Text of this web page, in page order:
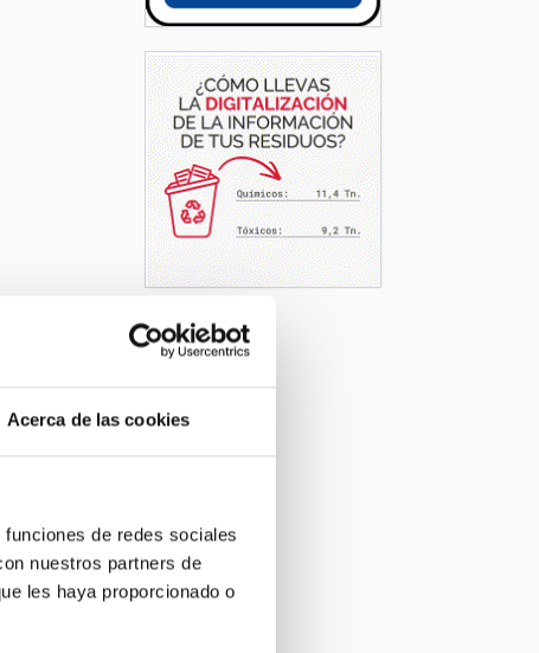
Acerca de las cookies
de redes sociales
nuestros partners de
les haya proporcionado o